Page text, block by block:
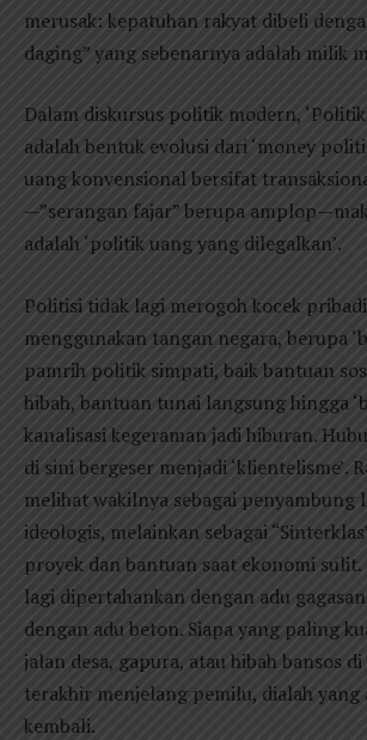
merusak: kepatuhan rakyat dibeli
daging” yang sebenarnya adalah milik
Dalam diskursus politik modern,
adalah bentuk evolusi dari ‘money
uang konvensional bersifat
—”serangan fajar” berupa
adalah ‘politik uang yang dilegalkan’.
Politisi tidak lagi merogoh kocek
menggunakan tangan negara, berupa
pamrih politik simpati, baik bantuan
hibah, bantuan tunai langsung hingga
kanalisasi kegeraman jadi hiburan.
di sini bergeser menjadi ‘klientelisme’.
melihat wakilnya sebagai penyambung
ideologis, melainkan sebagai
proyek dan bantuan saat ekonomi sulit.
lagi dipertahankan dengan adu
dengan adu beton. Siapa yang paling
jalan desa, gapura, atau hibah bansos
terakhir menjelang pemilu, dialah yang
kembali.